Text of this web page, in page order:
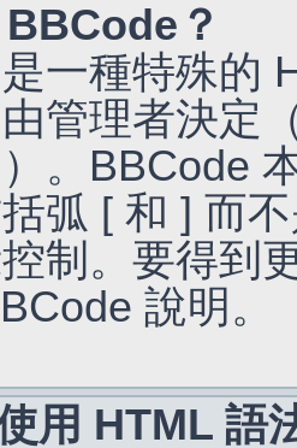
？
一種特殊的
管理者決定
。BBCode
弧 [ 和 ] 而
制。要得到
說明。
用 HTML 語